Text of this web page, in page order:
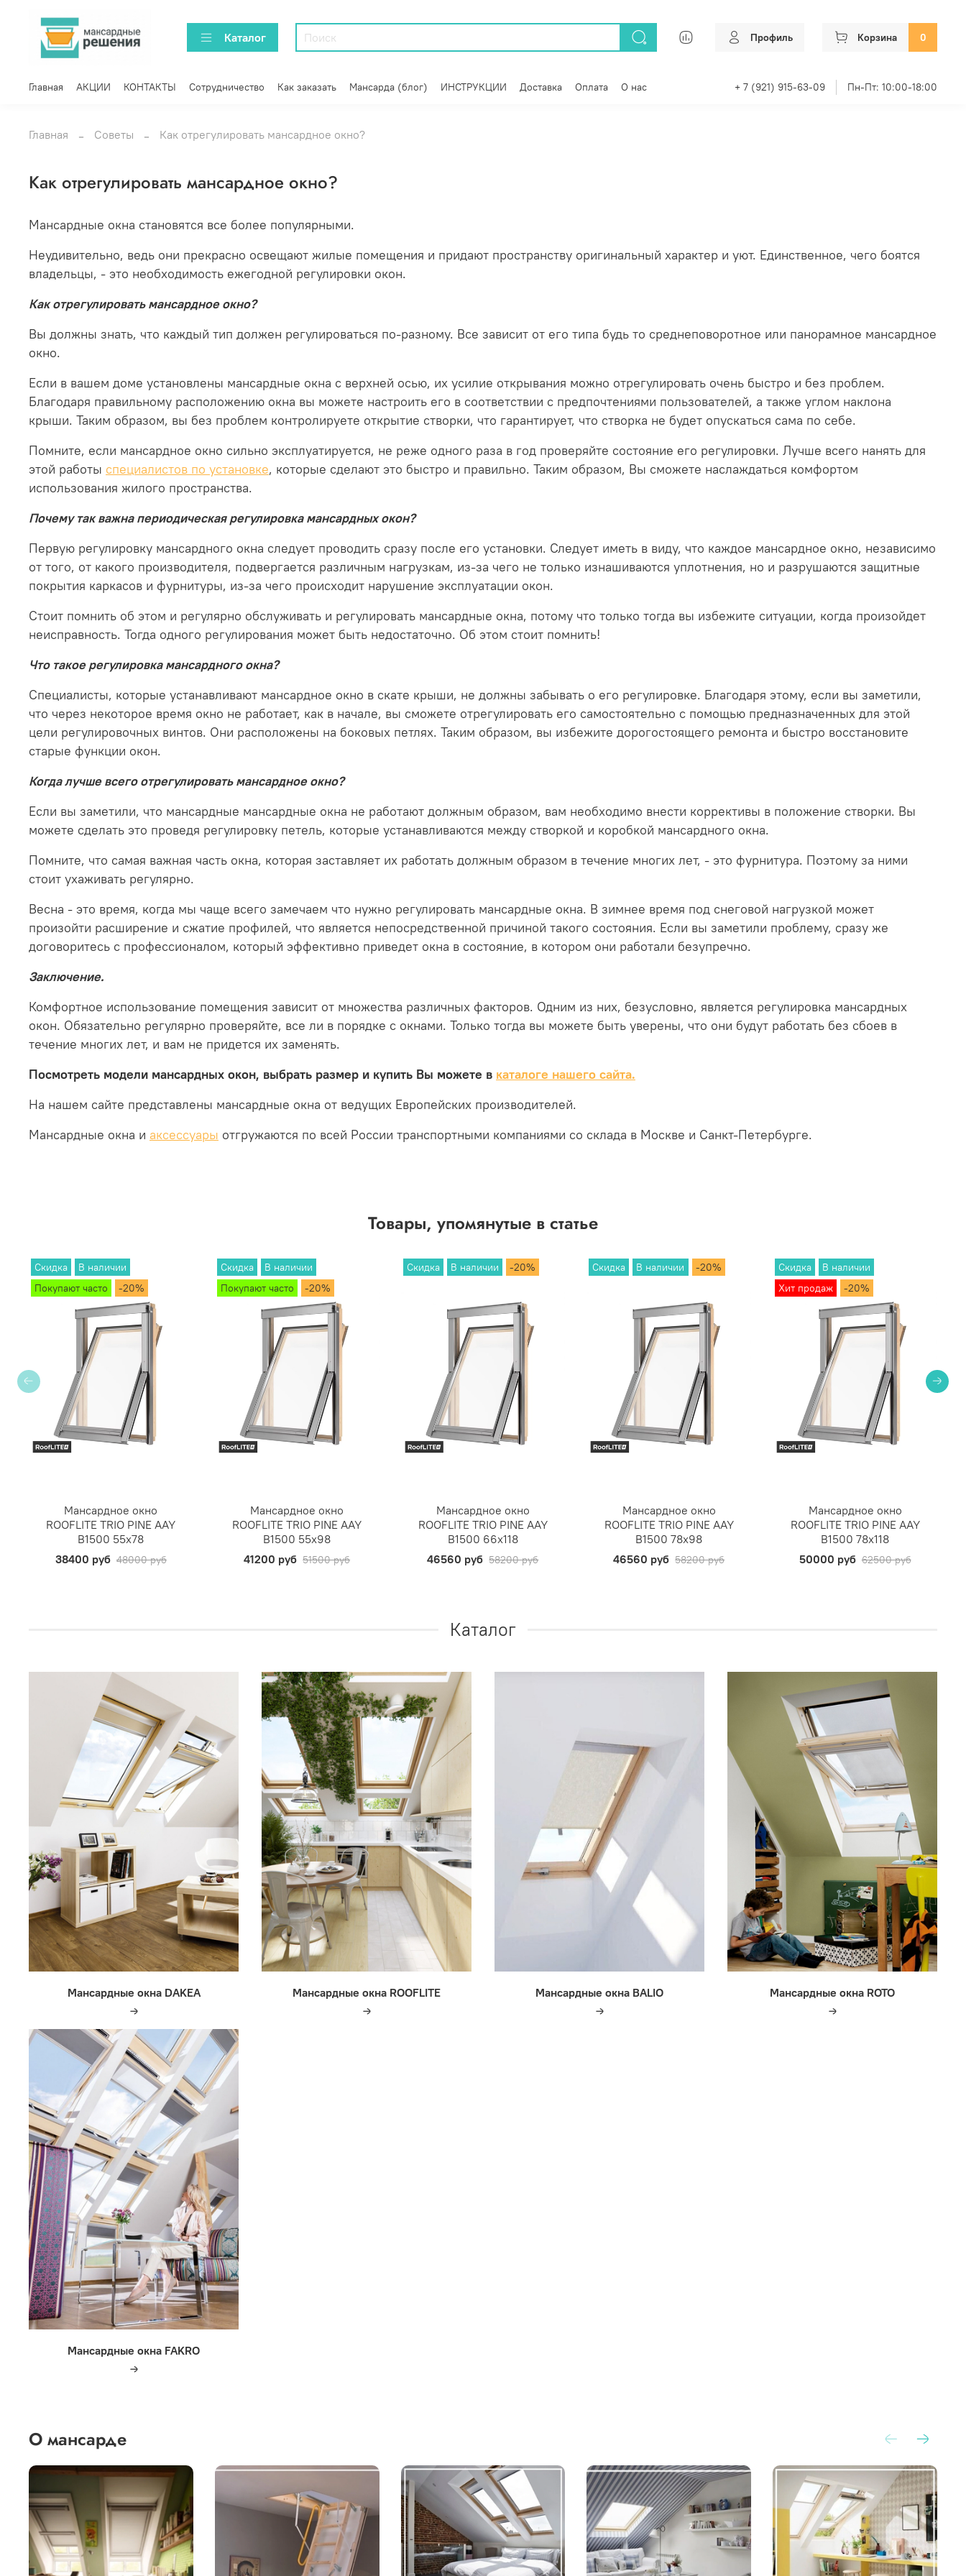
Каталог Профиль Корзина 0
Главная АКЦИИ КОНТАКТЫ Сотрудничество Как заказать Мансарда (блог) ИНСТРУКЦИИ Доставка Оплата О нас + 7 (921) 915-63-09 Пн-Пт: 10:00-18:00
Главная Советы Как отрегулировать мансардное окно?
Как отрегулировать мансардное окно?
Мансардные окна становятся все более популярными.
Неудивительно, ведь они прекрасно освещают жилые помещения и придают пространству оригинальный характер и уют. Единственное, чего боятся
владельцы, - это необходимость ежегодной регулировки окон.
Как отрегулировать мансардное окно?
Вы должны знать, что каждый тип должен регулироваться по-разному. Все зависит от его типа будь то среднеповоротное или панорамное мансардное
окно.
Если в вашем доме установлены мансардные окна с верхней осью, их усилие открывания можно отрегулировать очень быстро и без проблем.
Благодаря правильному расположению окна вы можете настроить его в соответствии с предпочтениями пользователей, а также углом наклона
крыши. Таким образом, вы без проблем контролируете открытие створки, что гарантирует, что створка не будет опускаться сама по себе.
Помните, если мансардное окно сильно эксплуатируется, не реже одного раза в год проверяйте состояние его регулировки. Лучше всего нанять для
этой работы специалистов по установке, которые сделают это быстро и правильно. Таким образом, Вы сможете наслаждаться комфортом
использования жилого пространства.
Почему так важна периодическая регулировка мансардных окон?
Первую регулировку мансардного окна следует проводить сразу после его установки. Следует иметь в виду, что каждое мансардное окно, независимо
от того, от какого производителя, подвергается различным нагрузкам, из-за чего не только изнашиваются уплотнения, но и разрушаются защитные
покрытия каркасов и фурнитуры, из-за чего происходит нарушение эксплуатации окон.
Стоит помнить об этом и регулярно обслуживать и регулировать мансардные окна, потому что только тогда вы избежите ситуации, когда произойдет
неисправность. Тогда одного регулирования может быть недостаточно. Об этом стоит помнить!
Что такое регулировка мансардного окна?
Специалисты, которые устанавливают мансардное окно в скате крыши, не должны забывать о его регулировке. Благодаря этому, если вы заметили,
что через некоторое время окно не работает, как в начале, вы сможете отрегулировать его самостоятельно с помощью предназначенных для этой
цели регулировочных винтов. Они расположены на боковых петлях. Таким образом, вы избежите дорогостоящего ремонта и быстро восстановите
старые функции окон.
Когда лучше всего отрегулировать мансардное окно?
Если вы заметили, что мансардные мансардные окна не работают должным образом, вам необходимо внести коррективы в положение створки. Вы
можете сделать это проведя регулировку петель, которые устанавливаются между створкой и коробкой мансардного окна.
Помните, что самая важная часть окна, которая заставляет их работать должным образом в течение многих лет, - это фурнитура. Поэтому за ними
стоит ухаживать регулярно.
Весна - это время, когда мы чаще всего замечаем что нужно регулировать мансардные окна. В зимнее время под снеговой нагрузкой может
произойти расширение и сжатие профилей, что является непосредственной причиной такого состояния. Если вы заметили проблему, сразу же
договоритесь с профессионалом, который эффективно приведет окна в состояние, в котором они работали безупречно.
Заключение.
Комфортное использование помещения зависит от множества различных факторов. Одним из них, безусловно, является регулировка мансардных
окон. Обязательно регулярно проверяйте, все ли в порядке с окнами. Только тогда вы можете быть уверены, что они будут работать без сбоев в
течение многих лет, и вам не придется их заменять.
Посмотреть модели мансардных окон, выбрать размер и купить Вы можете в каталоге нашего сайта.
На нашем сайте представлены мансардные окна от ведущих Европейских производителей.
Мансардные окна и аксессуары отгружаются по всей России транспортными компаниями со склада в Москве и Санкт-Петербурге.
Товары, упомянутые в статье
Скидка
В наличии
Покупают часто
-20%
Мансардное окно
ROOFLITE TRIO PINE AAY
B1500 55х78
38400 руб 48000 руб
Скидка
В наличии
Покупают часто
-20%
Мансардное окно
ROOFLITE TRIO PINE AAY
B1500 55х98
41200 руб 51500 руб
Скидка В наличии -20%
Мансардное окно
ROOFLITE TRIO PINE AAY
B1500 66х118
46560 руб 58200 руб
Скидка В наличии -20%
Мансардное окно
ROOFLITE TRIO PINE AAY
B1500 78х98
46560 руб 58200 руб
Скидка
В наличии
Хит продаж
-20%
Мансардное окно
ROOFLITE TRIO PINE AAY
B1500 78х118
50000 руб 62500 руб
Каталог
Мансардные окна DAKEA Мансардные окна ROOFLITE Мансардные окна BALIO Мансардные окна ROTO
Мансардные окна FAKRO
О мансарде